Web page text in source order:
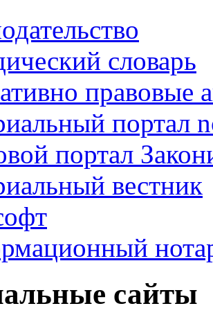
словарь
правовые
портал
портал
вестник
сайты